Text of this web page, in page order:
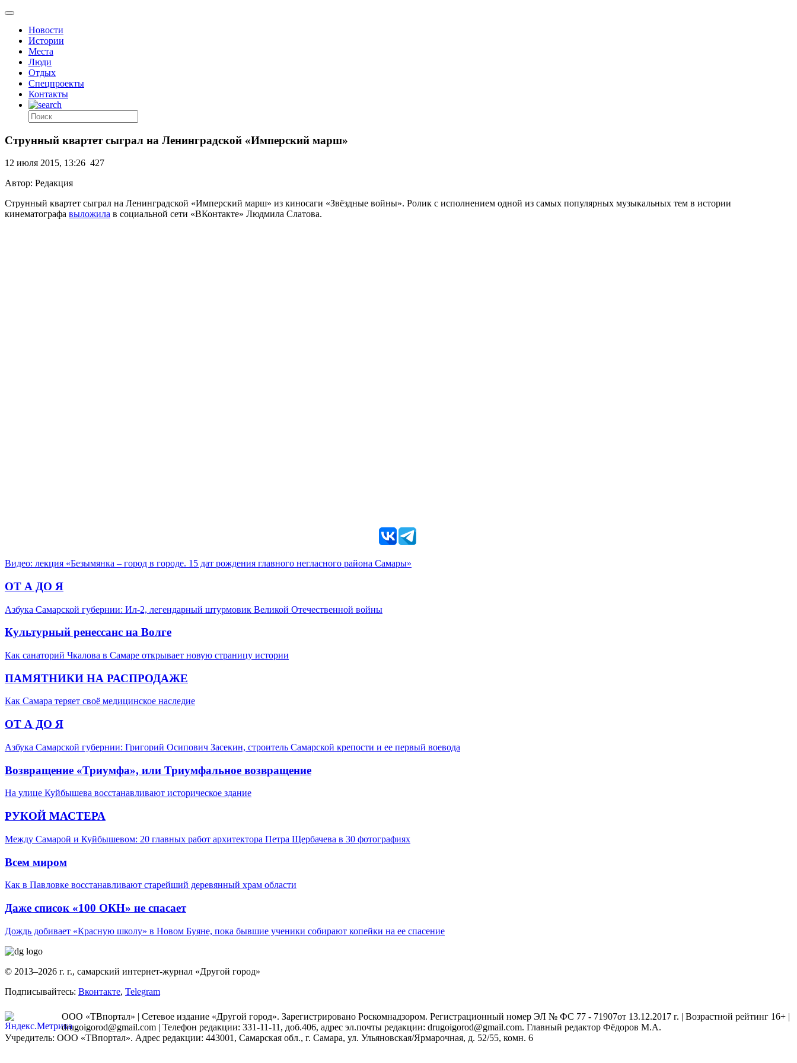
Новости
Истории
Места
Люди
Отдых
Спецпроекты
Контакты
Струнный квартет сыграл на Ленинградской «Имперский марш»
12 июля 2015, 13:26 427
Автор: Редакция
Струнный квартет сыграл на Ленинградской «Имперский марш» из киносаги «Звёздные войны». Ролик с исполнением одной из самых популярных музыкальных тем в истории
кинематографа выложила в социальной сети «ВКонтакте» Людмила Слатова.
Видео: лекция «Безымянка – город в городе. 15 дат рождения главного негласного района Самары»
ОТ А ДО Я
Азбука Самарской губернии: Ил-2, легендарный штурмовик Великой Отечественной войны
Культурный ренессанс на Волге
Как санаторий Чкалова в Самаре открывает новую страницу истории
ПАМЯТНИКИ НА РАСПРОДАЖЕ
Как Самара теряет своё медицинское наследие
ОТ А ДО Я
Азбука Самарской губернии: Григорий Осипович Засекин, строитель Самарской крепости и ее первый воевода
Возвращение «Триумфа», или Триумфальное возвращение
На улице Куйбышева восстанавливают историческое здание
РУКОЙ МАСТЕРА
Между Самарой и Куйбышевом: 20 главных работ архитектора Петра Щербачева в 30 фотографиях
Всем миром
Как в Павловке восстанавливают старейший деревянный храм области
Даже список «100 ОКН» не спасает
Дождь добивает «Красную школу» в Новом Буяне, пока бывшие ученики собирают копейки на ее спасение
© 2013–2026 г. г., самарский интернет-журнал «Другой город»
Подписывайтесь: Вконтакте, Telegram
ООО «ТВпортал» | Сетевое издание «Другой город». Зарегистрировано Роскомнадзором. Регистрационный номер ЭЛ № ФС 77 - 71907от 13.12.2017 г. | Возрастной рейтинг 16+ |
drugoigorod@gmail.com | Телефон редакции: 331-11-11, доб.406, адрес эл.почты редакции: drugoigorod@gmail.com. Главный редактор Фёдоров М.А.
Учредитель: ООО «ТВпортал». Адрес редакции: 443001, Самарская обл., г. Самара, ул. Ульяновская/Ярмарочная, д. 52/55, комн. 6